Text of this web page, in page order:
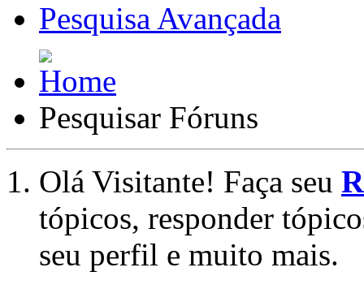
Pesquisa Avançada
Pesquisar Fóruns
Olá Visitante! Faça seu
tópicos, responder
seu perfil e muito mais.